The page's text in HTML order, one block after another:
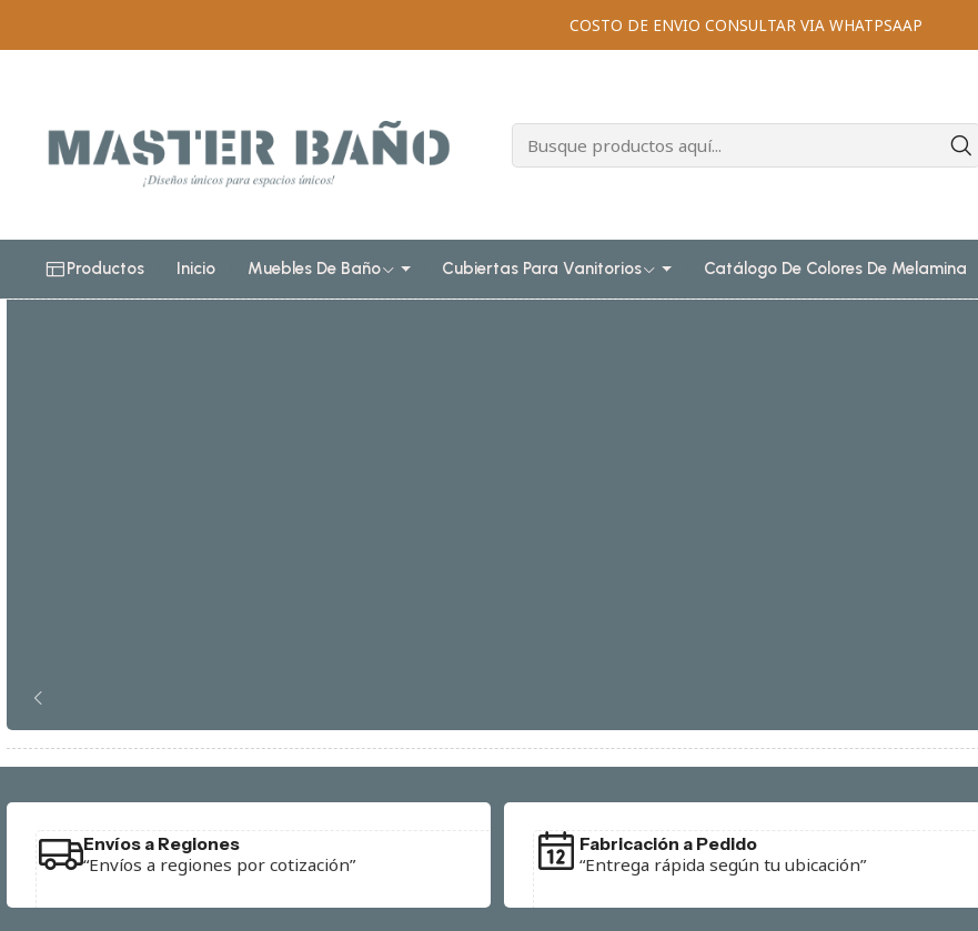
Productos Inicio Muebles De Baño Cubiertas Para Vanitorios Catálogo De Colores De Melamina
COSTO DE ENVIO CONSULTAR VIA WHATPSAAP
Envíos a Regiones
“Envíos a regiones por cotización”
Fabricación a Pedido
“Entrega rápida según tu ubicación”